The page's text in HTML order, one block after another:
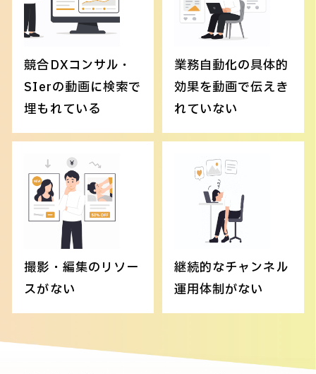
競合DXコンサル・
SIerの動画に検索で
埋もれている
業務自動化の具体的
効果を動画で伝えき
れていない
撮影・編集のリソー
スがない
継続的なチャンネル
運用体制がない